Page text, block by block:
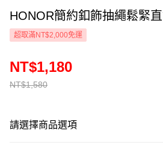
HONOR簡約釦飾抽繩鬆緊
超取滿NT$2,000免運
NT$1,580
NT$1,180
請選擇商品選項